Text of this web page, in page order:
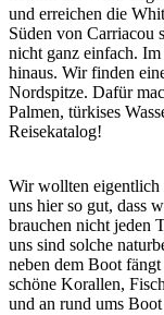
und erreichen die
Süden von Carriacou
nicht ganz einfach.
hinaus. Wir finden
Nordspitze. Dafür
Palmen, türkises
Reisekatalog!
Wir wollten eigentlich
uns hier so gut, dass
brauchen nicht jeden
uns sind solche
neben dem Boot
schöne Korallen,
und an rund ums